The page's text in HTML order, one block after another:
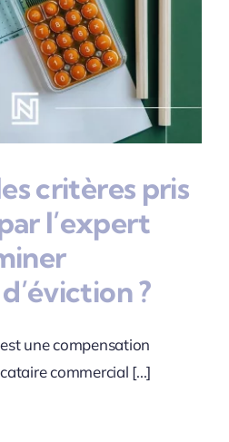
critères pris
l’expert
?
une compensation
commercial [...]